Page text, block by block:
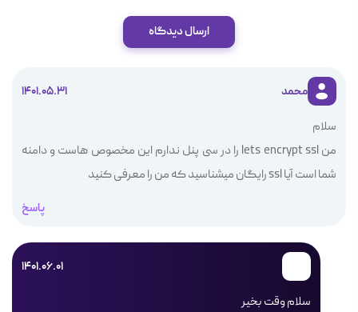
ارسال دیدگاه
محمد 1401.05.31
سلام
من lets encrypt ssl را در سی پنل ندارم این مخصوص هاست و دامنه
شما است آیا ssl رایگان میشناسید که من را معرفی کنید
پاسخ
1401.06.01
سلام وقت بخیر